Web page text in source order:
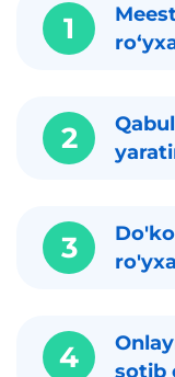
1
2
3
4
sotib